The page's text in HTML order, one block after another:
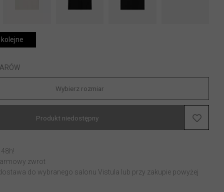
Wybierz rozmiar
Produkt niedostępny
zwrot
do wybranego salonu Vistula lub przy zakupie powyżej